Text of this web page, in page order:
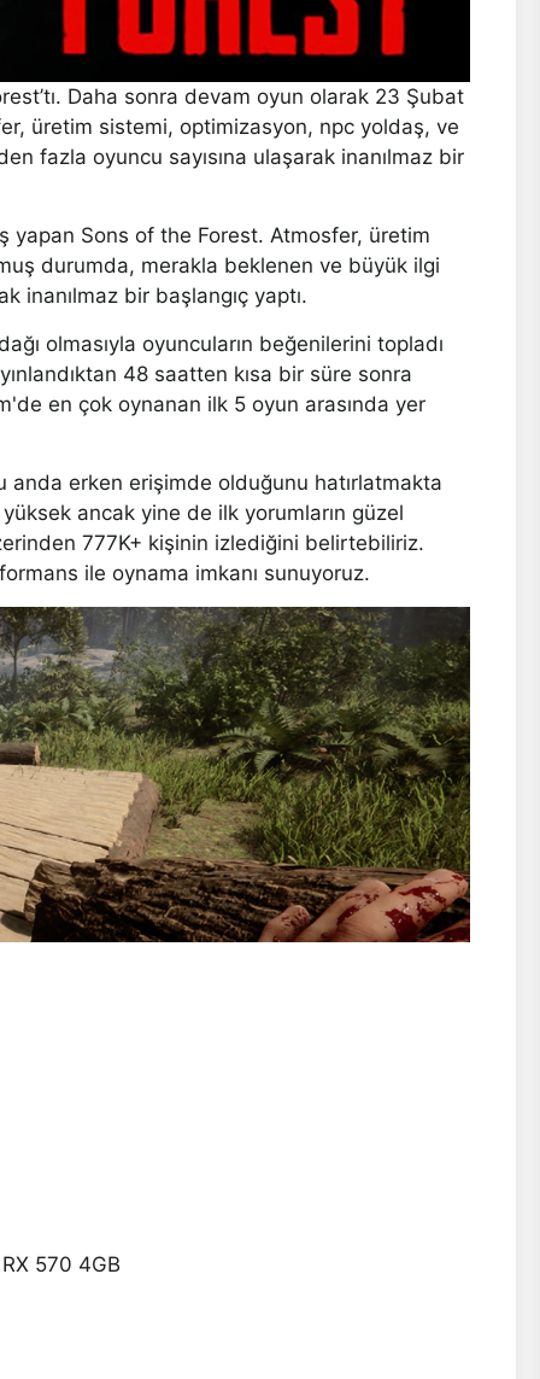
Daha sonra devam oyun olarak 23 Şubat
üretim sistemi, optimizasyon, npc yoldaş, ve
fazla oyuncu sayısına ulaşarak inanılmaz bir
yapan Sons of the Forest. Atmosfer, üretim
durumda, merakla beklenen ve büyük ilgi
inanılmaz bir başlangıç yaptı.
olmasıyla oyuncuların beğenilerini topladı
48 saatten kısa bir süre sonra
en çok oynanan ilk 5 oyun arasında yer
erken erişimde olduğunu hatırlatmakta
ancak yine de ilk yorumların güzel
777K+ kişinin izlediğini belirtebiliriz.
ile oynama imkanı sunuyoruz.
570 4GB